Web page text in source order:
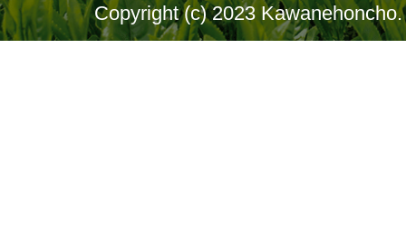
Copyright (c) 2023